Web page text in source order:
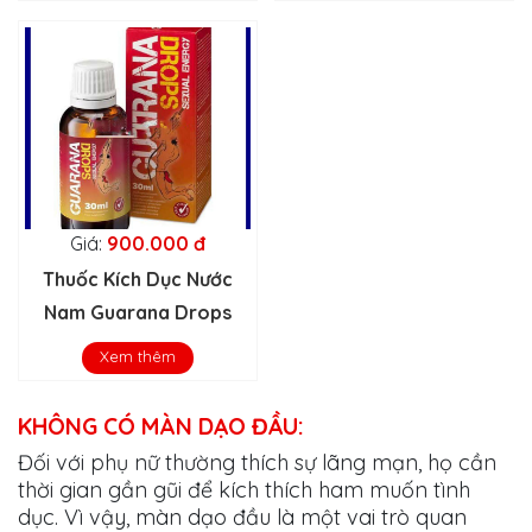
Giá: 900.000 đ
Thuốc Kích Dục Nước
Nam Guarana Drops
Xem thêm
KHÔNG CÓ MÀN DẠO ĐẦU:
Đối với phụ nữ thường thích sự lãng mạn, họ cần
thời gian gần gũi để kích thích ham muốn tình
dục. Vì vậy, màn dạo đầu là một vai trò quan